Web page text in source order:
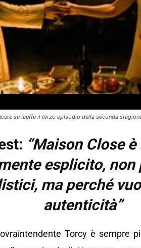
su laeffe il terzo episodio della seconda
“Maison Close
esplicito, non
ma perché
autenticità”
Torcy è sempre